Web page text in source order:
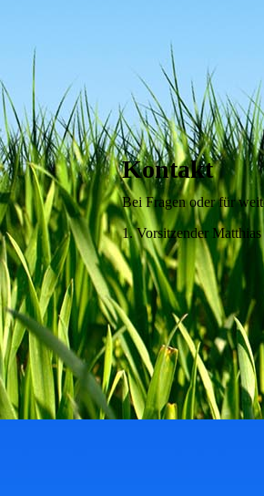
Kontakt
Bei Fragen oder für
1. Vorsitzender